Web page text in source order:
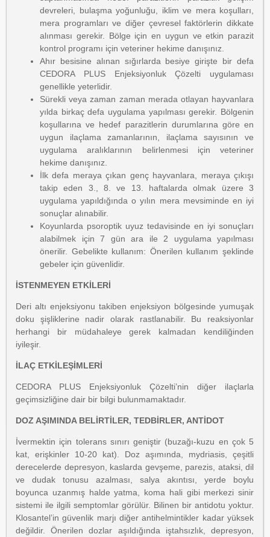
devreleri, bulaşma yoğunluğu, iklim ve mera koşulları,
mera programları ve diğer çevresel faktörlerin dikkate
alınması gerekir. Bölge için en uygun ve etkin parazit
kontrol programı için veteriner hekime danışınız.
Ahır besisine alınan sığırlarda besiye girişte bir defa
CEDORA PLUS Enjeksiyonluk Çözelti uygulaması
genellikle yeterlidir.
Sürekli veya zaman zaman merada otlayan hayvanlara
yılda birkaç defa uygulama yapılması gerekir. Bölgenin
koşullarına ve hedef parazitlerin durumlarına göre en
uygun ilaçlama zamanlarının, ilaçlama sayısının ve
uygulama aralıklarının belirlenmesi için veteriner
hekime danışınız.
İlk defa meraya çıkan genç hayvanlara, meraya çıkışı
takip eden 3., 8. ve 13. haftalarda olmak üzere 3
uygulama yapıldığında o yılın mera mevsiminde en iyi
sonuçlar alınabilir.
Koyunlarda psoroptik uyuz tedavisinde en iyi sonuçları
alabilmek için 7 gün ara ile 2 uygulama yapılması
önerilir. Gebelikte kullanım: Önerilen kullanım şeklinde
gebeler için güvenlidir.
İSTENMEYEN ETKİLERİ
Deri altı enjeksiyonu takiben enjeksiyon bölgesinde yumuşak
doku şişliklerine nadir olarak rastlanabilir. Bu reaksiyonlar
herhangi bir müdahaleye gerek kalmadan kendiliğinden
iyileşir.
İLAÇ ETKİLEŞİMLERİ
CEDORA PLUS Enjeksiyonluk Çözelti’nin diğer ilaçlarla
geçimsizliğine dair bir bilgi bulunmamaktadır.
DOZ AŞIMINDA BELİRTİLER, TEDBİRLER, ANTİDOT
İvermektin için tolerans sınırı geniştir (buzağı-kuzu en çok 5
kat, erişkinler 10-20 kat). Doz aşımında, mydriasis, çeşitli
derecelerde depresyon, kaslarda gevşeme, parezis, ataksi, dil
ve dudak tonusu azalması, salya akıntısı, yerde boylu
boyunca uzanmış halde yatma, koma hali gibi merkezi sinir
sistemi ile ilgili semptomlar görülür. Bilinen bir antidotu yoktur.
Klosantel’in güvenlik marjı diğer antihelmintikler kadar yüksek
değildir. Önerilen dozlar aşıldığında iştahsızlık, depresyon,